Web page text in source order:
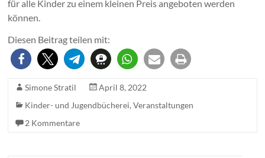
für alle Kinder zu einem kleinen Preis angeboten werden
können.
Diesen Beitrag teilen mit:
Simone Stratil
April 8, 2022
Kinder- und Jugendbücherei,Veranstaltungen
2 Kommentare